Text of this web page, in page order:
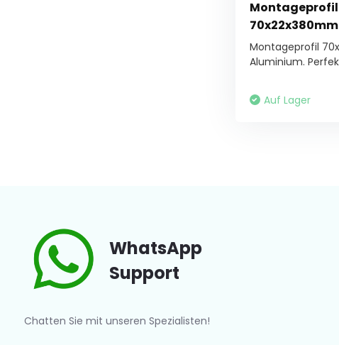
70x22x380mm
Montageprofil
Aluminium.
Auf Lager
WhatsApp
Support
Chatten Sie mit unseren Spezialisten!